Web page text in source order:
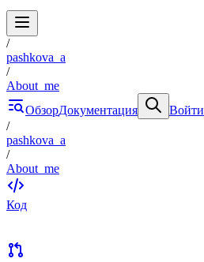
/
pashkova_a
/
About_me
ОбзорДокументация
Войти
/
pashkova_a
/
About_me
Код